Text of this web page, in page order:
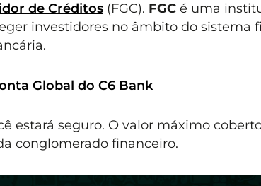
de Créditos(FGC). FGC é uma
investidores no âmbito do sistema
Global do C6 Bank
estará seguro. O valor máximo
conglomerado financeiro.